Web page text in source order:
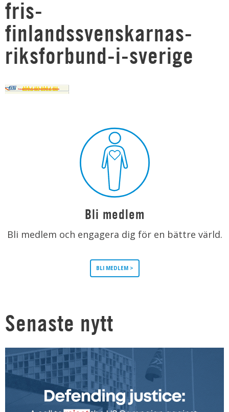
fris-
finlandssvenskarnas-
riksforbund-i-sverige
Bli medlem
Bli medlem och engagera dig för en bättre värld.
BLI MEDLEM >
Senaste nytt